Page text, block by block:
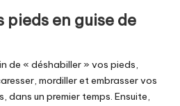
pieds en guise de
de « déshabiller » vos pieds,
mordiller et embrasser vos
dans un premier temps. Ensuite,